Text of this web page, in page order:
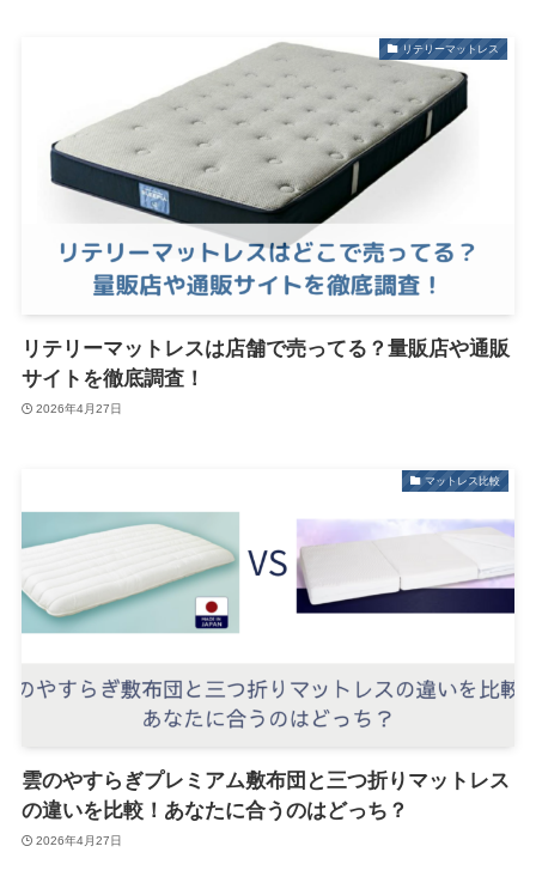
リテリーマットレス
リテリーマットレスは店舗で売ってる？量販店や通販
サイトを徹底調査！
2026年4月27日
マットレス比較
雲のやすらぎプレミアム敷布団と三つ折りマットレス
の違いを比較！あなたに合うのはどっち？
2026年4月27日